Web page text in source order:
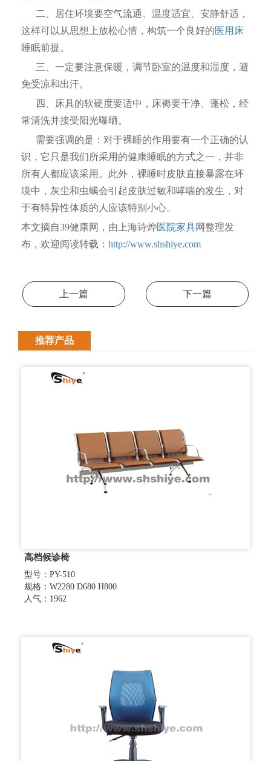
二、居住环境要空气流通、温度适宜、安静舒适，
这样可以从思想上放松心情，构筑一个良好的医用床
睡眠前提。
三、一定要注意保暖，调节卧室的温度和湿度，避
免受凉和出汗。
四、床具的软硬度要适中，床褥要干净、蓬松，经
常清洗并接受阳光曝晒。
需要强调的是：对于裸睡的作用要有一个正确的认
识，它只是我们所采用的健康睡眠的方式之一，并非
所有人都应该采用。此外，裸睡时皮肤直接暴露在环
境中，灰尘和虫螨会引起皮肤过敏和哮喘的发生，对
于有特异性体质的人应该特别小心。
本文摘自39健康网，由上海诗烨医院家具网整理发
布，欢迎阅读转载： http://www.shshiye.com
上一篇 下一篇
推荐产品
高档候诊椅
型号：PY-510
规格：W2280 D680 H800
人气：1962